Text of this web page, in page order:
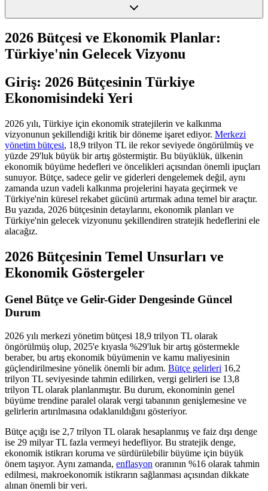
2026 Bütçesi ve Ekonomik Planlar:
Türkiye'nin Gelecek Vizyonu
Giriş: 2026 Bütçesinin Türkiye
Ekonomisindeki Yeri
2026 yılı, Türkiye için ekonomik stratejilerin ve kalkınma
vizyonunun şekillendiği kritik bir döneme işaret ediyor. Merkezi
yönetim bütçesi, 18,9 trilyon TL ile rekor seviyede öngörülmüş ve
yüzde 29'luk büyük bir artış göstermiştir. Bu büyüklük, ülkenin
ekonomik büyüme hedefleri ve öncelikleri açısından önemli ipuçları
sunuyor. Bütçe, sadece gelir ve giderleri dengelemek değil, aynı
zamanda uzun vadeli kalkınma projelerini hayata geçirmek ve
Türkiye'nin küresel rekabet gücünü artırmak adına temel bir araçtır.
Bu yazıda, 2026 bütçesinin detaylarını, ekonomik planları ve
Türkiye'nin gelecek vizyonunu şekillendiren stratejik hedeflerini ele
alacağız.
2026 Bütçesinin Temel Unsurları ve
Ekonomik Göstergeler
Genel Bütçe ve Gelir-Gider Dengesinde Güncel
Durum
2026 yılı merkezi yönetim bütçesi 18,9 trilyon TL olarak
öngörülmüş olup, 2025'e kıyasla %29'luk bir artış göstermekle
beraber, bu artış ekonomik büyümenin ve kamu maliyesinin
güçlendirilmesine yönelik önemli bir adım. Bütçe gelirleri 16,2
trilyon TL seviyesinde tahmin edilirken, vergi gelirleri ise 13,8
trilyon TL olarak planlanmıştır. Bu durum, ekonominin genel
büyüme trendine paralel olarak vergi tabanının genişlemesine ve
gelirlerin artırılmasına odaklanıldığını gösteriyor.
Bütçe açığı ise 2,7 trilyon TL olarak hesaplanmış ve faiz dışı denge
ise 29 milyar TL fazla vermeyi hedefliyor. Bu stratejik denge,
ekonomik istikrarı koruma ve sürdürülebilir büyüme için büyük
önem taşıyor. Aynı zamanda, enflasyon oranının %16 olarak tahmin
edilmesi, makroekonomik istikrarın sağlanması açısından dikkate
alınan önemli bir veri.